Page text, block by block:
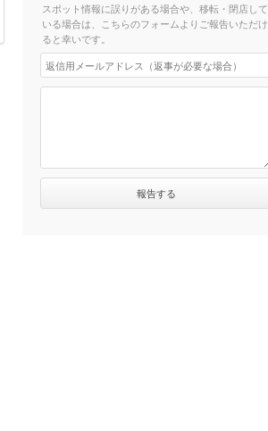
スポット情報に誤りがある場合や、移転・閉店して
いる場合は、こちらのフォームよりご報告いただけ
ると幸いです。